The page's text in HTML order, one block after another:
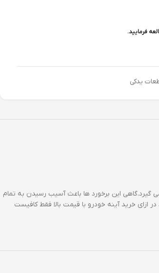
فرمایید.
یدکی
گیرد.گاهی این برخورد ها باعث آسیب رسیدن به تمام
خرید آینه خودرو با قیمت بالا فقط کافیست